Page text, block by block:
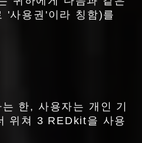
'사용권'이라 칭함)를
한, 사용자는 개인 기
위쳐 3 REDkit을 사용